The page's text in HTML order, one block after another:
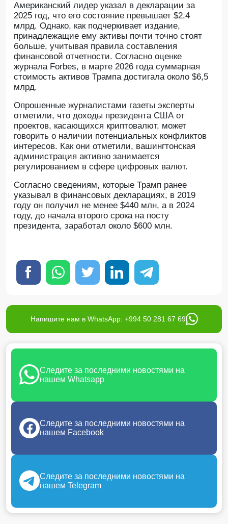
Американский лидер указал в декларации за
2025 год, что его состояние превышает $2,4
млрд. Однако, как подчеркивает издание,
принадлежащие ему активы почти точно стоят
больше, учитывая правила составления
финансовой отчетности. Согласно оценке
журнала Forbes, в марте 2026 года суммарная
стоимость активов Трампа достигала около $6,5
млрд.
Опрошенные журналистами газеты эксперты
отметили, что доходы президента США от
проектов, касающихся криптовалют, может
говорить о наличии потенциальных конфликтов
интересов. Как они отметили, вашингтонская
администрация активно занимается
регулированием в сфере цифровых валют.
Согласно сведениям, которые Трамп ранее
указывал в финансовых декларациях, в 2019
году он получил не менее $440 млн, а в 2024
году, до начала второго срока на посту
президента, заработал около $600 млн.
Напишите нам в WhatsApp: +994 50 281 67 69
Следите за последними новостями на
нашем Whatsapp
Следите за последними новостями на
нашем Facebook
Следите за последними новостями на
нашем Telegram